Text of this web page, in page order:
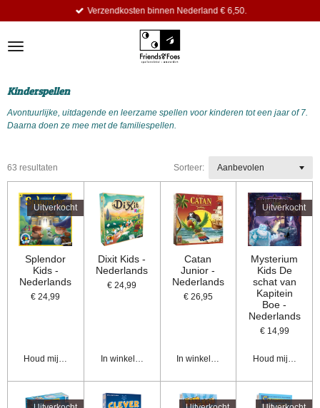
de
Verzendkosten binnen Nederland € 6,50.
Kinderspellen
Avontuurlijke, uitdagende en leerzame spellen voor kinderen tot een jaar of 7.
Daarna doen ze mee met de familiespellen.
63 resultaten Sorteer:
Uitverkocht
Splendor
Kids -
Nederlands
€ 24,99
Houd mij op de hoogte
Dixit Kids -
Nederlands
€ 24,99
In winkelwagen
Catan
Junior -
Nederlands
€ 26,95
In winkelwagen
Uitverkocht
Mysterium
Kids De
schat van
Kapitein
Boe -
Nederlands
€ 14,99
Houd mij op de